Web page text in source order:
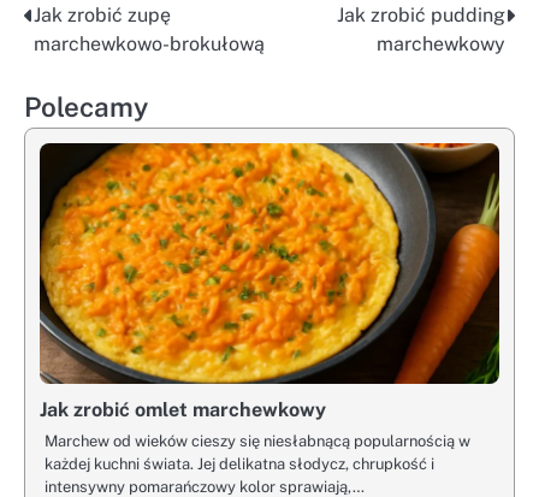
Nawigacja
Jak zrobić zupę
marchewkowo-brokułową
Jak zrobić pudding
marchewkowy
Polecamy
Jak zrobić omlet marchewkowy
Marchew od wieków cieszy się niesłabnącą popularnością w
każdej kuchni świata. Jej delikatna słodycz, chrupkość i
intensywny pomarańczowy kolor sprawiają,…